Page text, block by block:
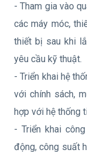
- Tham gia vào
các máy móc,
thiết bị sau khi
yêu cầu kỹ thuật.
- Triển khai hệ
với chính sách,
hợp với hệ thống
- Triển khai
động, công suất